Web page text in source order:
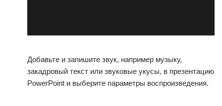
Добавьте и запишите звук, например музыку,
закадровый текст или звуковые укусы, в презентацию
PowerPoint и выберите параметры воспроизведения.